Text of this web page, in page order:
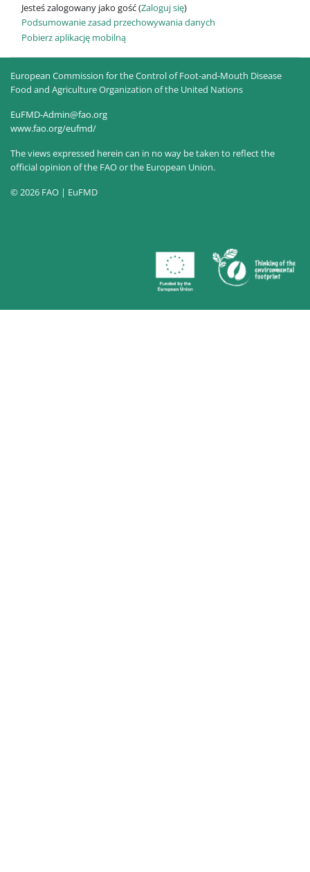
Jesteś zalogowany jako gość (Zaloguj się)
Podsumowanie zasad przechowywania danych
Pobierz aplikację mobilną
European Commission for the Control of Foot-and-Mouth Disease
Food and Agriculture Organization of the United Nations
EuFMD-Admin@fao.org
www.fao.org/eufmd/
The views expressed herein can in no way be taken to reflect the
official opinion of the FAO or the European Union.
© 2026 FAO | EuFMD